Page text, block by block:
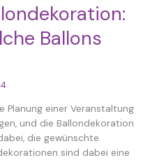
Ballons
Planung einer Veranstaltung
und die Ballondekoration
die gewünschte
sind dabei eine